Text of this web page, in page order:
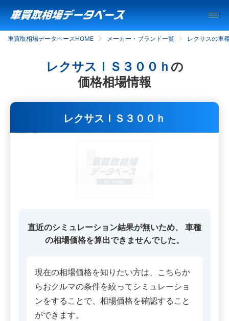
車買取相場データベースHOME メーカー・ブランド一覧 レクサスの車
レクサスＩＳ３００ｈ の
価格相場情報
レクサスＩＳ３００ｈ
直近のシミュレーション結果が無いため、
車種
の相場価格を算出できませんでした。
現在の相場価格を知りたい方は、こちらか
らおクルマの条件を絞ってシミュレーショ
ンをすることで、相場価格を確認すること
ができます。